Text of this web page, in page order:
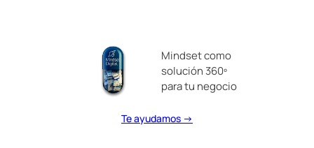
Mindset como
solución 360º
para tu negocio
Te ayudamos →